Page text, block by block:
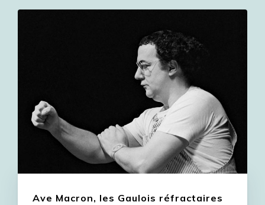
Ave Macron, les Gaulois réfractaires